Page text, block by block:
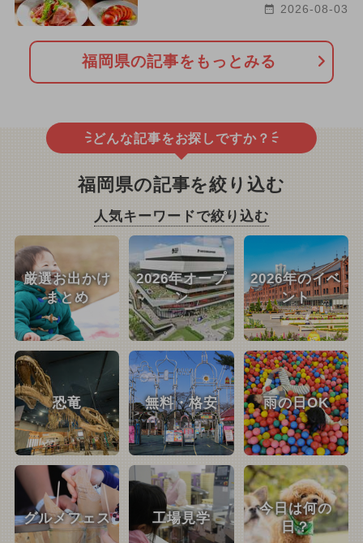
2026-08-03
福岡県の記事をもっとみる
どんな記事をお探しですか？
福岡県の記事を絞り込む
人気キーワードで絞り込む
厳選お出かけ
まとめ
2026年オープ
ン
2026年のイベ
ント
恐竜 無料・格安 雨の日OK
グルメフェス 工場見学
今日は何の
日？